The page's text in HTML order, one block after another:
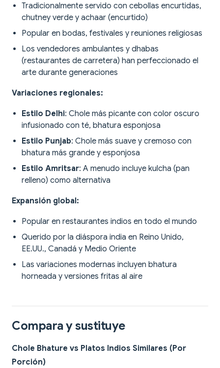
Tradicionalmente servido con cebollas encurtidas,
chutney verde y achaar (encurtido)
Popular en bodas, festivales y reuniones religiosas
Los vendedores ambulantes y dhabas
(restaurantes de carretera) han perfeccionado el
arte durante generaciones
Variaciones regionales:
Estilo Delhi: Chole más picante con color oscuro
infusionado con té, bhatura esponjosa
Estilo Punjab: Chole más suave y cremoso con
bhatura más grande y esponjosa
Estilo Amritsar: A menudo incluye kulcha (pan
relleno) como alternativa
Expansión global:
Popular en restaurantes indios en todo el mundo
Querido por la diáspora india en Reino Unido,
EE.UU., Canadá y Medio Oriente
Las variaciones modernas incluyen bhatura
horneada y versiones fritas al aire
Compara y sustituye
Chole Bhature vs Platos Indios Similares (Por
Porción)